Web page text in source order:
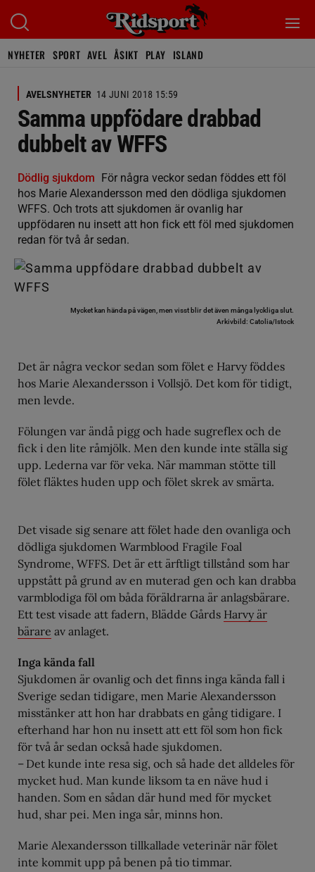
NYHETER SPORT AVEL ÅSIKT PLAY ISLAND
AVELSNYHETER 14 JUNI 2018 15:59
Samma uppfödare drabbad
dubbelt av WFFS
Dödlig sjukdom För några veckor sedan föddes ett föl
hos Marie Alexandersson med den dödliga sjukdomen
WFFS. Och trots att sjukdomen är ovanlig har
uppfödaren nu insett att hon fick ett föl med sjukdomen
redan för två år sedan.
Mycket kan hända på vägen, men visst blir det även många lyckliga slut.
Arkivbild: Catolia/Istock
Det är några veckor sedan som fölet e Harvy föddes
hos Marie Alexandersson i Vollsjö. Det kom för tidigt,
men levde.
Fölungen var ändå pigg och hade sugreflex och de
fick i den lite råmjölk. Men den kunde inte ställa sig
upp. Lederna var för veka. När mamman stötte till
fölet fläktes huden upp och fölet skrek av smärta.
Det visade sig senare att fölet hade den ovanliga och
dödliga sjukdomen Warmblood Fragile Foal
Syndrome, WFFS. Det är ett ärftligt tillstånd som har
uppstått på grund av en muterad gen och kan drabba
varmblodiga föl om båda föräldrarna är anlagsbärare.
Ett test visade att fadern, Blädde Gårds Harvy är
bärare av anlaget.
Inga kända fall
Sjukdomen är ovanlig och det finns inga kända fall i
Sverige sedan tidigare, men Marie Alexandersson
misstänker att hon har drabbats en gång tidigare. I
efterhand har hon nu insett att ett föl som hon fick
för två år sedan också hade sjukdomen.
– Det kunde inte resa sig, och så hade det alldeles för
mycket hud. Man kunde liksom ta en näve hud i
handen. Som en sådan där hund med för mycket
hud, shar pei. Men inga sår, minns hon.
Marie Alexandersson tillkallade veterinär när fölet
inte kommit upp på benen på tio timmar.